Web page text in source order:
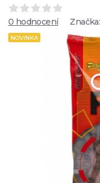
0 hodnocení Značka:
NOVINKA